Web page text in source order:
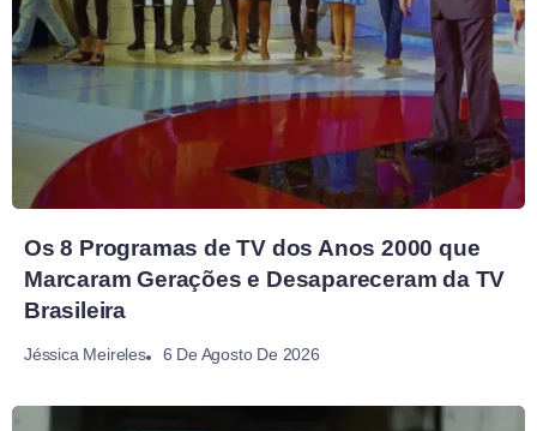
Os 8 Programas de TV dos Anos 2000 que
Marcaram Gerações e Desapareceram da TV
Brasileira
Jéssica Meireles 6 De Agosto De 2026